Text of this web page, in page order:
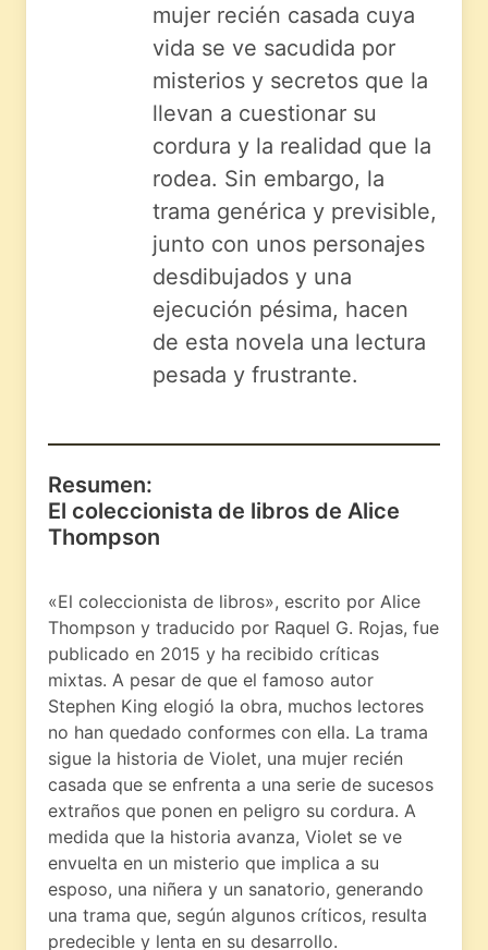
mujer recién casada cuya
vida se ve sacudida por
misterios y secretos que la
llevan a cuestionar su
cordura y la realidad que la
rodea. Sin embargo, la
trama genérica y previsible,
junto con unos personajes
desdibujados y una
ejecución pésima, hacen
de esta novela una lectura
pesada y frustrante.
Resumen:
El coleccionista de libros de Alice
Thompson
«El coleccionista de libros», escrito por Alice
Thompson y traducido por Raquel G. Rojas, fue
publicado en 2015 y ha recibido críticas
mixtas. A pesar de que el famoso autor
Stephen King elogió la obra, muchos lectores
no han quedado conformes con ella. La trama
sigue la historia de Violet, una mujer recién
casada que se enfrenta a una serie de sucesos
extraños que ponen en peligro su cordura. A
medida que la historia avanza, Violet se ve
envuelta en un misterio que implica a su
esposo, una niñera y un sanatorio, generando
una trama que, según algunos críticos, resulta
predecible y lenta en su desarrollo.